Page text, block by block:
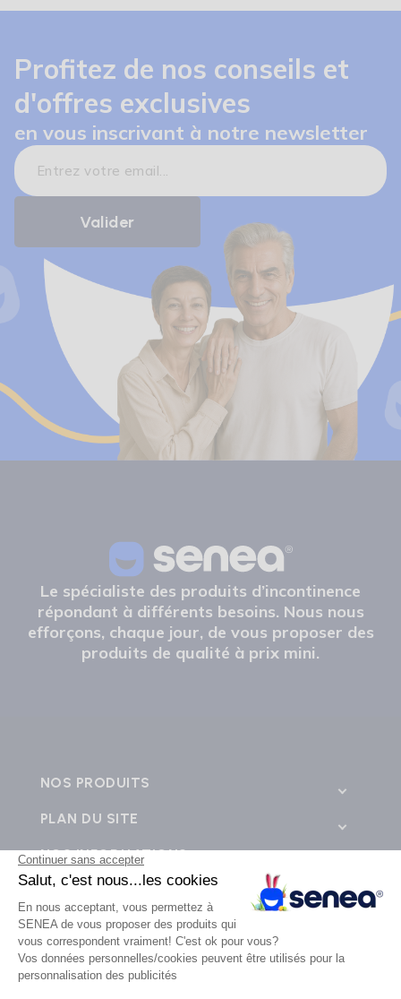
Profitez de nos conseils et
d'offres exclusives
en vous inscrivant à notre newsletter
Le spécialiste des produits d’incontinence
répondant à différents besoins. Nous nous
efforçons, chaque jour, de vous proposer des
produits de qualité à prix mini.
NOS PRODUITS
PLAN DU SITE
NOS INFORMATIONS
CONTACTEZ-NOUS